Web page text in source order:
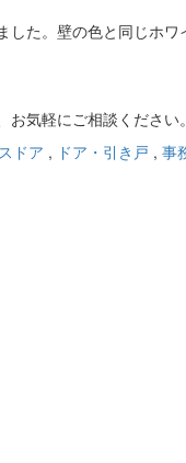
た。壁の色と同じホ
気軽にご相談ください。
ドア , ドア・引き戸 , 事